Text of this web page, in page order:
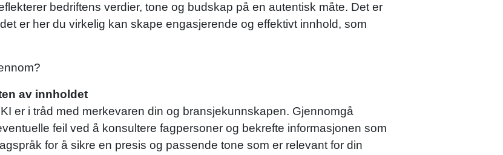
bedriftens verdier, tone og budskap på en autentisk måte. Det er
er her du virkelig kan skape engasjerende og effektivt innhold, som
av innholdet
er i tråd med merkevaren din og bransjekunnskapen. Gjennomgå
feil ved å konsultere fagpersoner og bekrefte informasjonen som
for å sikre en presis og passende tone som er relevant for din